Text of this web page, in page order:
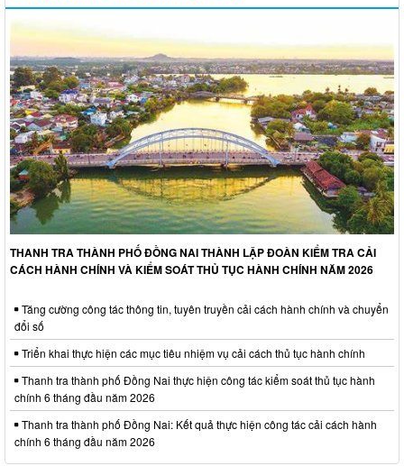
THANH TRA THÀNH PHỐ ĐỒNG NAI THÀNH LẬP ĐOÀN KIỂM TRA CẢI
CÁCH HÀNH CHÍNH VÀ KIỂM SOÁT THỦ TỤC HÀNH CHÍNH NĂM 2026
Tăng cường công tác thông tin, tuyên truyền cải cách hành chính và chuyển
đổi số
Triển khai thực hiện các mục tiêu nhiệm vụ cải cách thủ tục hành chính
Thanh tra thành phố Đồng Nai thực hiện công tác kiểm soát thủ tục hành
chính 6 tháng đầu năm 2026
Thanh tra thành phố Đồng Nai: Kết quả thực hiện công tác cải cách hành
chính 6 tháng đầu năm 2026